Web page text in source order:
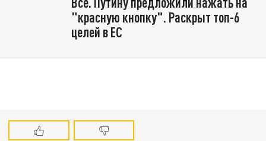
"красную кнопку". Раскрыт топ-6
целей в ЕС